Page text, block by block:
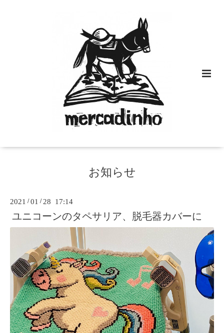
お知らせ
2021 /01 / 28 17:14
ユニコーンのタペサリア、脱毛器カバーに